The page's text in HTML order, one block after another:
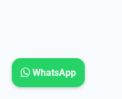
WhatsApp